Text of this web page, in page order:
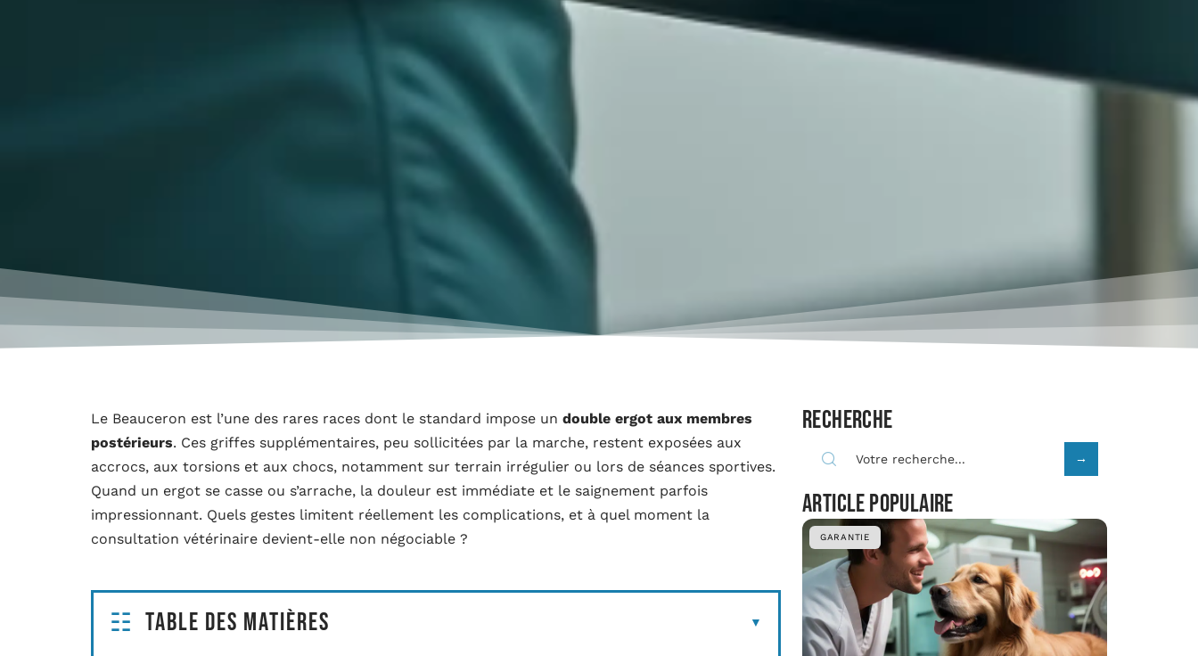
Le Beauceron est l’une des rares races dont le standard impose un double ergot aux membres
postérieurs. Ces griffes supplémentaires, peu sollicitées par la marche, restent exposées aux
accrocs, aux torsions et aux chocs, notamment sur terrain irrégulier ou lors de séances sportives.
Quand un ergot se casse ou s’arrache, la douleur est immédiate et le saignement parfois
impressionnant. Quels gestes limitent réellement les complications, et à quel moment la
consultation vétérinaire devient-elle non négociable ?
Table des matières
Recherche
Article populaire
GARANTIE